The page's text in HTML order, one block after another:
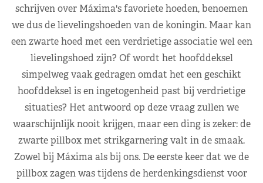
schrijven over Máxima's favoriete hoeden, benoemen
we dus de lievelingshoeden van de koningin. Maar kan
een zwarte hoed met een verdrietige associatie wel een
lievelingshoed zijn? Of wordt het hoofddeksel
simpelweg vaak gedragen omdat het een geschikt
hoofddeksel is en ingetogenheid past bij verdrietige
situaties? Het antwoord op deze vraag zullen we
waarschijnlijk nooit krijgen, maar een ding is zeker: de
zwarte pillbox met strikgarnering valt in de smaak.
Zowel bij Máxima als bij ons. De eerste keer dat we de
pillbox zagen was tijdens de herdenkingsdienst voor